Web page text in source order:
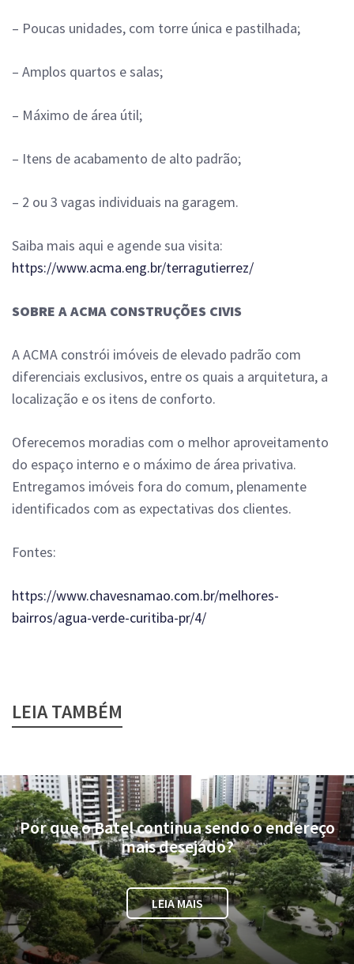
– Poucas unidades, com torre única e pastilhada;
– Amplos quartos e salas;
– Máximo de área útil;
– Itens de acabamento de alto padrão;
– 2 ou 3 vagas individuais na garagem.
Saiba mais aqui e agende sua visita:
https://www.acma.eng.br/terragutierrez/
SOBRE A ACMA CONSTRUÇÕES CIVIS
A ACMA constrói imóveis de elevado padrão com
diferenciais exclusivos, entre os quais a arquitetura, a
localização e os itens de conforto.
Oferecemos moradias com o melhor aproveitamento
do espaço interno e o máximo de área privativa.
Entregamos imóveis fora do comum, plenamente
identificados com as expectativas dos clientes.
Fontes:
https://www.chavesnamao.com.br/melhores-
bairros/agua-verde-curitiba-pr/4/
LEIA TAMBÉM
Por que o Batel continua sendo o endereço
mais desejado?
LEIA MAIS